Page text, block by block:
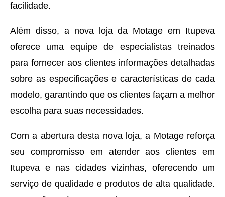
facilidade.
Além disso, a nova loja da Motage em Itupeva
oferece uma equipe de especialistas treinados
para fornecer aos clientes informações detalhadas
sobre as especificações e características de cada
modelo, garantindo que os clientes façam a melhor
escolha para suas necessidades.
Com a abertura desta nova loja, a Motage reforça
seu compromisso em atender aos clientes em
Itupeva e nas cidades vizinhas, oferecendo um
serviço de qualidade e produtos de alta qualidade.